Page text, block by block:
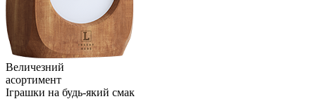
Величезний
асортимент
Іграшки на будь-який смак